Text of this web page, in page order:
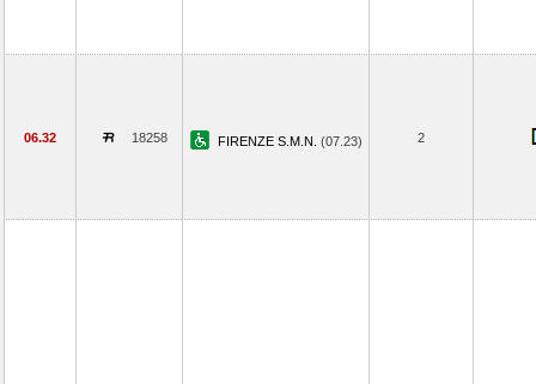
06.32 18258 FIRENZE S.M.N. (07.23) 2